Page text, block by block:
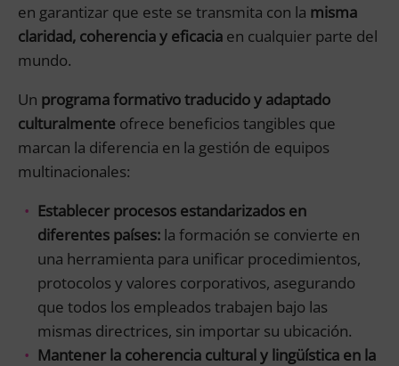
en garantizar que este se transmita con la misma
claridad, coherencia y eficacia en cualquier parte del
mundo.
Un programa formativo traducido y adaptado
culturalmente ofrece beneficios tangibles que
marcan la diferencia en la gestión de equipos
multinacionales:
Establecer procesos estandarizados en
diferentes países: la formación se convierte en
una herramienta para unificar procedimientos,
protocolos y valores corporativos, asegurando
que todos los empleados trabajen bajo las
mismas directrices, sin importar su ubicación.
Mantener la coherencia cultural y lingüística en la